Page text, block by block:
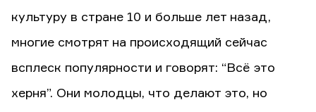
культуру в стране 10 и больше лет назад,
многие смотрят на происходящий сейчас
всплеск популярности и говорят: “Всё это
херня”. Они молодцы, что делают это, но